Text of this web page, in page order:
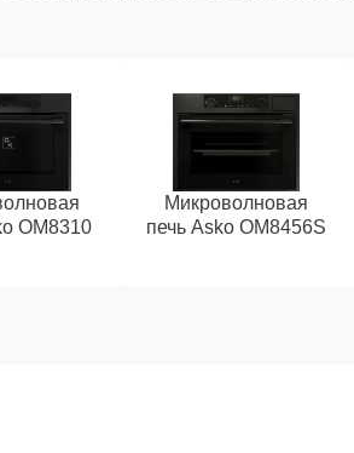
OM8310
Микроволновая
печь Asko OM8456S